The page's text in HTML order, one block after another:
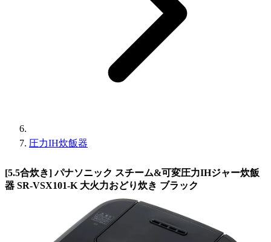
圧力IH炊飯器
[5.5合炊き] パナソニック スチーム&可変圧力IHジャー炊飯
器 SR-VSX101-K 大火力おどり炊き ブラック